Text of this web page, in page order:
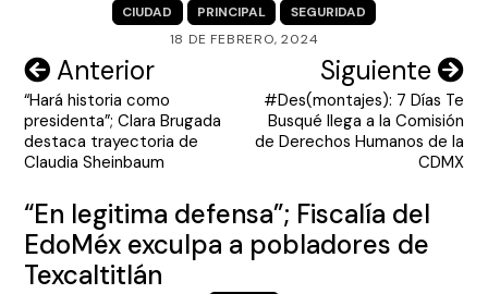
CIUDAD PRINCIPAL
SEGURIDAD
18 DE FEBRERO, 2024
Navegación
de
entradas
Anterior
“Hará historia como
presidenta”; Clara Brugada
destaca trayectoria de
Claudia Sheinbaum
Siguiente
#Des(montajes): 7 Días Te
Busqué llega a la Comisión
de Derechos Humanos de la
CDMX
“En legitima defensa”; Fiscalía del
EdoMéx exculpa a pobladores de
Texcaltitlán